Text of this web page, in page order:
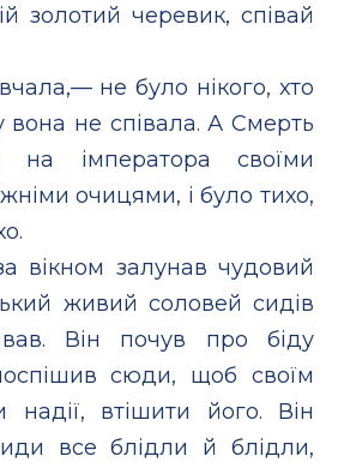
золотий черевик, співай
не було нікого, хто
вона не співала. А Смерть
на імператора своїми
очицями, і було тихо,
вікном залунав чудовий
живий соловей сидів
Він почув про біду
сюди, щоб своїм
надії, втішити його. Він
все блідли й блідли,